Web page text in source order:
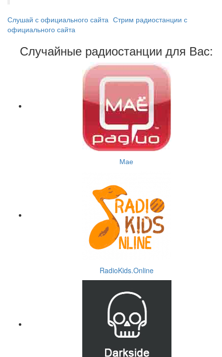
Слушай с официального сайта Стрим радиостанции с
официального сайта
Случайные радиостанции для Вас:
Мае
RadioKids.Online